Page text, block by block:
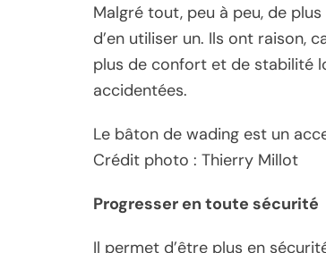
Malgré tout, peu à peu, de
d’en utiliser un. Ils ont raison,
plus de confort et de stabilité
accidentées.
Le bâton de wading est un
Crédit photo : Thierry Millot
Progresser en toute sécurité
Il permet d’être plus en